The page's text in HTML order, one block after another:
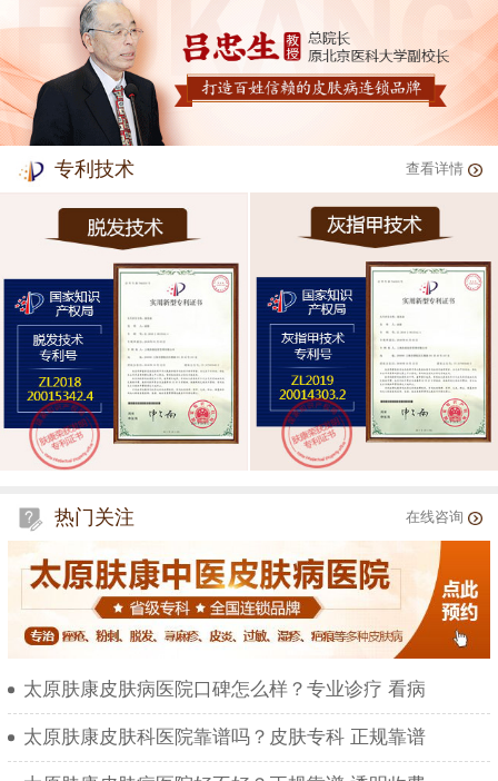
专利技术 查看详情
热门关注 在线咨询
太原肤康皮肤病医院口碑怎么样？专业诊疗 看病
太原肤康皮肤科医院靠谱吗？皮肤专科 正规靠谱